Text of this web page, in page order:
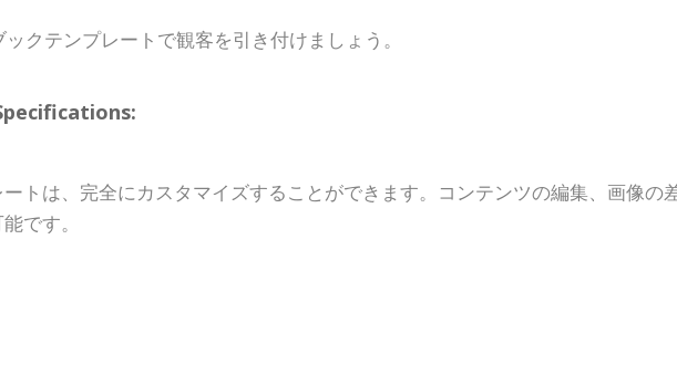
クテンプレートで観客を引き付けましょう。
トは、完全にカスタマイズすることができます。コンテンツの編集、画像の
です。